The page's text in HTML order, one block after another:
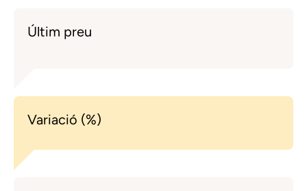
Últim preu
Variació (%)